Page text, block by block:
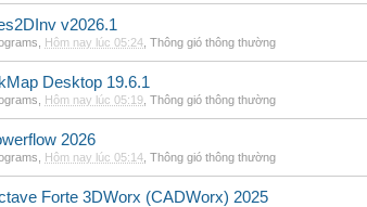
v2026.1
Hôm nay lúc 05:24 Thông gió thông thường
Desktop 19.6.1
Hôm nay lúc 05:19 Thông gió thông thường
2026
Hôm nay lúc 05:14 Thông gió thông thường
Forte 3DWorx (CADWorx) 2025